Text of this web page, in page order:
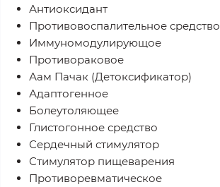
Антиоксидант
Противовоспалительное средство
Иммуномодулирующое
Противораковое
Аам Пачак (Детоксификатор)
Адаптогенное
Болеутоляющее
Глистогонное средство
Сердечный стимулятор
Стимулятор пищеварения
Противоревматическое